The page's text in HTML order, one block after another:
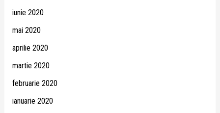
iunie 2020
mai 2020
aprilie 2020
martie 2020
februarie 2020
ianuarie 2020